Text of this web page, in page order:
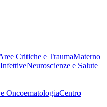
Critiche e TraumaMaterno
Neuroscienze e Salute
OncoematologiaCentro